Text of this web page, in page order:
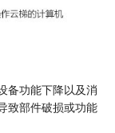
备功能下降以及消
致部件破损或功能